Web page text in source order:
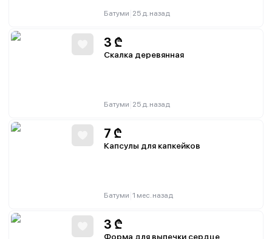
Батуми 25 д. назад
3 ₾
Скалка деревянная
Батуми 25 д. назад
7 ₾
Капсулы для капкейков
Батуми 1 мес. назад
3 ₾
Форма для выпечки сердце